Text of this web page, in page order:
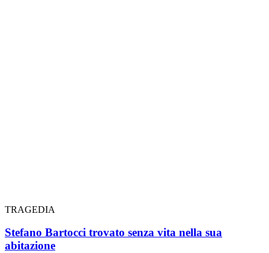
TRAGEDIA
Stefano Bartocci trovato senza vita nella sua
abitazione